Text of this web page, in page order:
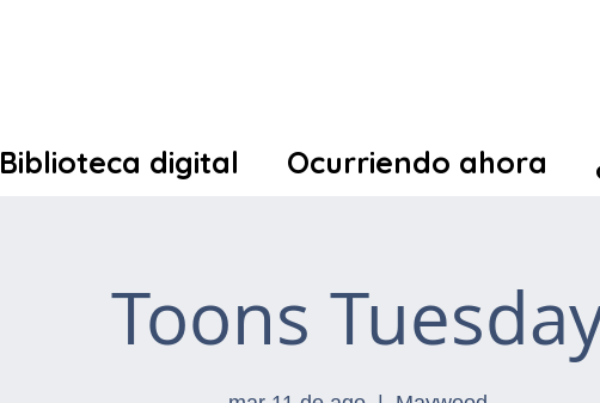
Biblioteca digital Ocurriendo ahora
Toons